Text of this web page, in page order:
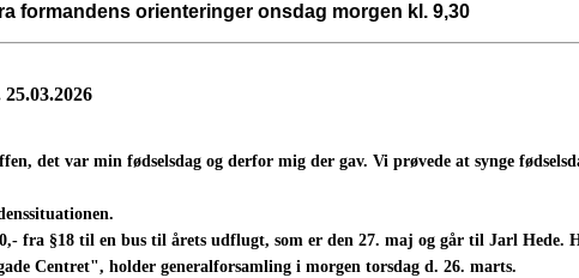
formandens orienteringer onsdag morgen kl. 9,30
25.03.2026
det var min fødselsdag og derfor mig der gav. Vi prøvede at synge
fra §18 til en bus til årets udflugt, som er den 27. maj og går til Jarl Hede.
Centret", holder generalforsamling i morgen torsdag d. 26. marts.